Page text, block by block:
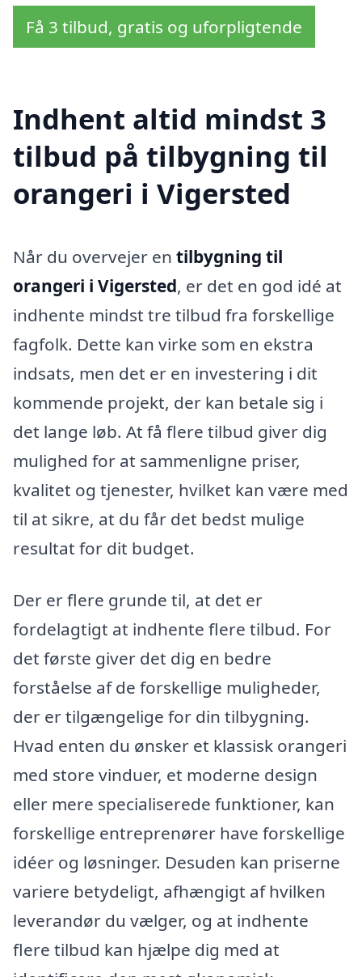
Få 3 tilbud, gratis og uforpligtende
Indhent altid mindst 3
tilbud på tilbygning til
orangeri i Vigersted
Når du overvejer en tilbygning til
orangeri i Vigersted, er det en god idé at
indhente mindst tre tilbud fra forskellige
fagfolk. Dette kan virke som en ekstra
indsats, men det er en investering i dit
kommende projekt, der kan betale sig i
det lange løb. At få flere tilbud giver dig
mulighed for at sammenligne priser,
kvalitet og tjenester, hvilket kan være med
til at sikre, at du får det bedst mulige
resultat for dit budget.
Der er flere grunde til, at det er
fordelagtigt at indhente flere tilbud. For
det første giver det dig en bedre
forståelse af de forskellige muligheder,
der er tilgængelige for din tilbygning.
Hvad enten du ønsker et klassisk orangeri
med store vinduer, et moderne design
eller mere specialiserede funktioner, kan
forskellige entreprenører have forskellige
idéer og løsninger. Desuden kan priserne
variere betydeligt, afhængigt af hvilken
leverandør du vælger, og at indhente
flere tilbud kan hjælpe dig med at